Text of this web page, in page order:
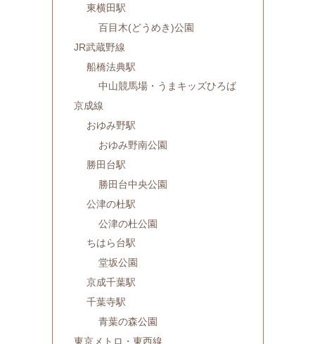
東横田駅
百目木(どうめき)公園
JR武蔵野線
船橋法典駅
中山競馬場・うまキッズひろば
京成線
おゆみ野駅
おゆみ野南公園
勝田台駅
勝田台中央公園
公津の杜駅
公津の杜公園
ちはら台駅
堂坂公園
京成千葉駅
千葉寺駅
青葉の森公園
東京メトロ・東西線